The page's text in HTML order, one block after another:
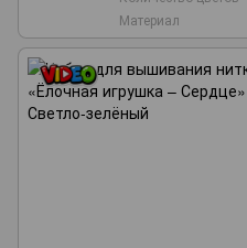
Материал